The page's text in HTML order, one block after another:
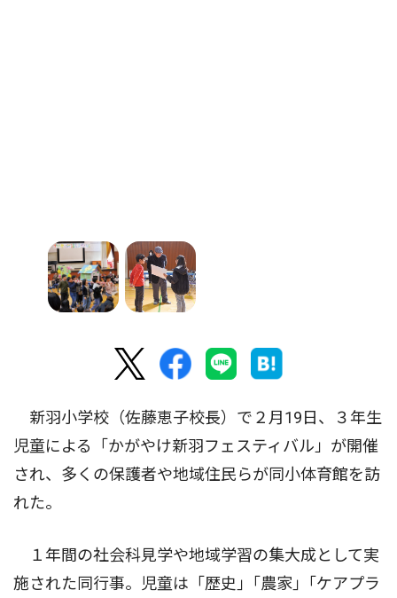
新羽小学校（佐藤恵子校長）で２月19日、３年生
児童による「かがやけ新羽フェスティバル」が開催
され、多くの保護者や地域住民らが同小体育館を訪
れた。
１年間の社会科見学や地域学習の集大成として実
施された同行事。児童は「歴史｣「農家｣「ケアプラ